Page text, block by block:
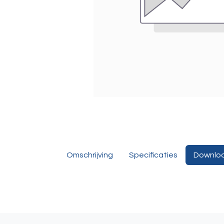
Omschrijving Specificaties